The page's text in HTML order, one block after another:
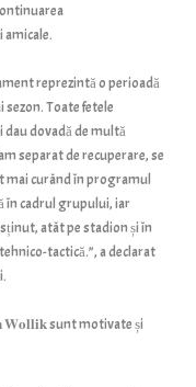
reprezintă o perioadă
Toate fetele
dovadă de multă
separat de recuperare, se
mai curând în programul
în cadrul grupului, iar
atât pe stadion și în
tactică.”, a declarat
𝐖𝐨𝐥𝐥𝐢𝐤 sunt motivate și